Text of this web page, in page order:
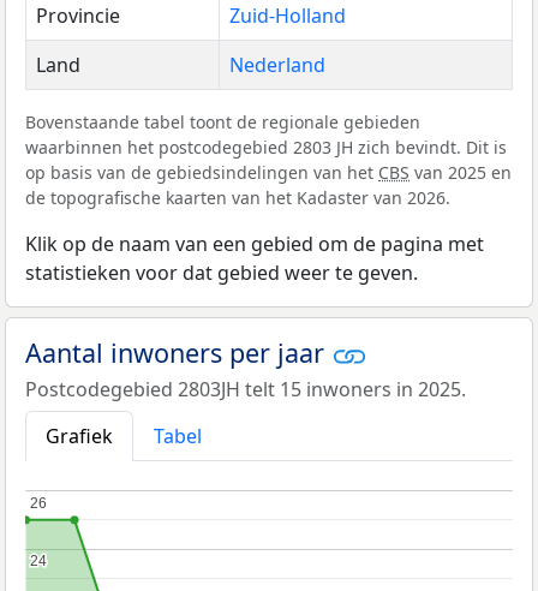
Provincie
Zuid-Holland
Land
Nederland
Bovenstaande tabel toont de regionale gebieden
waarbinnen het postcodegebied 2803 JH zich bevindt. Dit is
op basis van de gebiedsindelingen van het CBS van 2025 en
de topografische kaarten van het Kadaster van 2026.
Klik op de naam van een gebied om de pagina met
statistieken voor dat gebied weer te geven.
Aantal inwoners per jaar
Postcodegebied 2803JH telt 15 inwoners in 2025.
Grafiek
Tabel
24
24
26
26